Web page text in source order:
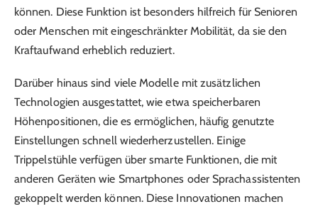
können. Diese Funktion ist besonders hilfreich für Senioren
oder Menschen mit eingeschränkter Mobilität, da sie den
Kraftaufwand erheblich reduziert.
Darüber hinaus sind viele Modelle mit zusätzlichen
Technologien ausgestattet, wie etwa speicherbaren
Höhenpositionen, die es ermöglichen, häufig genutzte
Einstellungen schnell wiederherzustellen. Einige
Trippelstühle verfügen über smarte Funktionen, die mit
anderen Geräten wie Smartphones oder Sprachassistenten
gekoppelt werden können. Diese Innovationen machen